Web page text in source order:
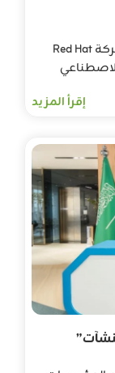
لخدمات الذكاء الاصطناعي بالتعاون مع شركة Red Hat
إقرأ المزيد